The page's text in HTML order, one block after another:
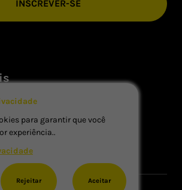
para garantir que você
experiência..
Rejeitar Aceitar